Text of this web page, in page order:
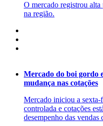
O mercado registrou alta
na região.
Mercado do boi gordo
mudança nas cotações
Mercado iniciou a
controlada e cotações
desempenho das vendas